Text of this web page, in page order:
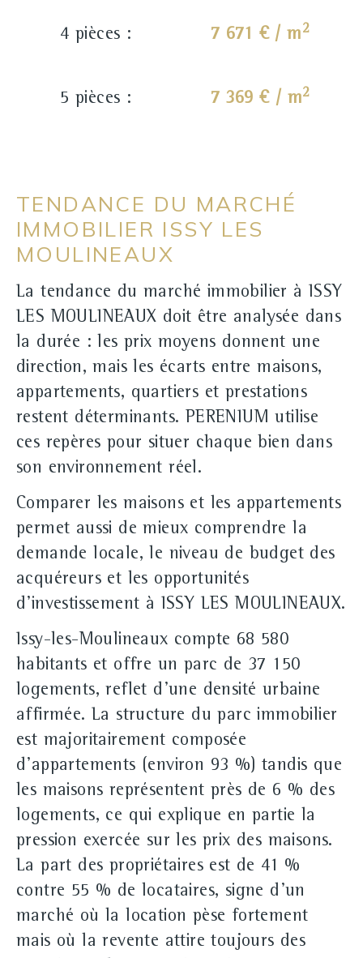
4 pièces : 7 671 € / m2
5 pièces : 7 369 € / m2
TENDANCE DU MARCHÉ
IMMOBILIER ISSY LES
MOULINEAUX
La tendance du marché immobilier à ISSY
LES MOULINEAUX doit être analysée dans
la durée : les prix moyens donnent une
direction, mais les écarts entre maisons,
appartements, quartiers et prestations
restent déterminants. PERENIUM utilise
ces repères pour situer chaque bien dans
son environnement réel.
Comparer les maisons et les appartements
permet aussi de mieux comprendre la
demande locale, le niveau de budget des
acquéreurs et les opportunités
d'investissement à ISSY LES MOULINEAUX.
Issy-les-Moulineaux compte 68 580
habitants et offre un parc de 37 150
logements, reflet d'une densité urbaine
affirmée. La structure du parc immobilier
est majoritairement composée
d'appartements (environ 93 %) tandis que
les maisons représentent près de 6 % des
logements, ce qui explique en partie la
pression exercée sur les prix des maisons.
La part des propriétaires est de 41 %
contre 55 % de locataires, signe d'un
marché où la location pèse fortement
mais où la revente attire toujours des